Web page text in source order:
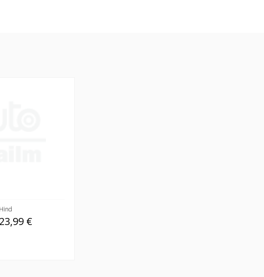
Hind
23,99 €